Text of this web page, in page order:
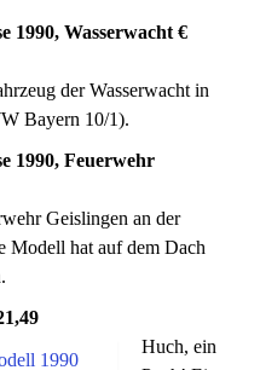
1990, Wasserwacht €
der Wasserwacht in
Bayern 10/1).
1990, Feuerwehr
Geislingen an der
Modell hat auf dem Dach
Huch, ein